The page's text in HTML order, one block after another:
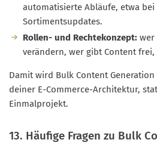
automatisierte Abläufe, etwa
Sortimentsupdates.
Rollen- und Rechtekonzept: wer
verändern, wer gibt Content frei,
Damit wird Bulk Content
deiner E-Commerce-Architektur,
Einmalprojekt.
13. Häufige Fragen zu Bulk